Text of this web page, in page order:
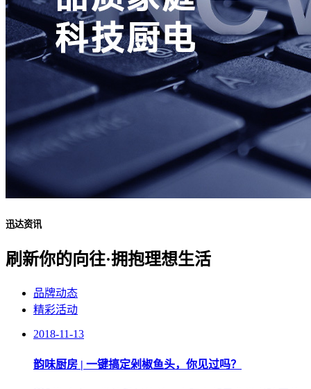
迅达资讯
刷新你的向往·拥抱理想生活
品牌动态
精彩活动
2018-11-13
韵味厨房 | 一键搞定剁椒鱼头，你见过吗？